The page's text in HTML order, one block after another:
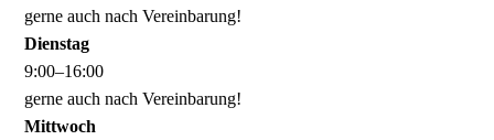
gerne auch nach Vereinbarung!
Dienstag
9:00–16:00
gerne auch nach Vereinbarung!
Mittwoch